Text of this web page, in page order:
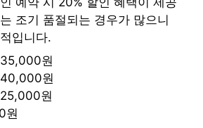
조기 품절되는 경우가 많으니
입니다.
원
원
원
원